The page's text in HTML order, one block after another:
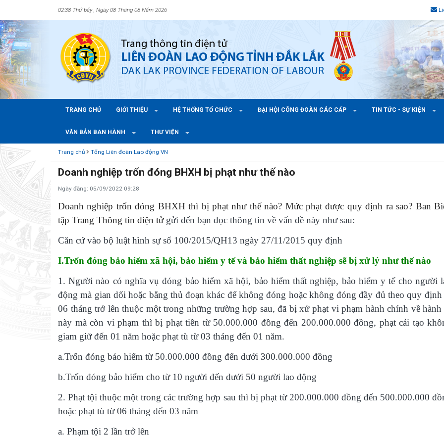
02:38 Thứ bảy , Ngày 08 Tháng 08 Năm 2026
TRANG CHỦ GIỚI THIỆU HỆ THỐNG TỔ CHỨC ĐẠI HỘI CÔNG ĐOÀN CÁC CẤP TIN TỨC - SỰ KIỆN
VĂN BẢN BAN HÀNH THƯ VIỆN
Trang chủ Tổng Liên đoàn Lao động VN
Doanh nghiệp trốn đóng BHXH bị phạt như thế nào
Ngày đăng: 05/09/2022 09:28
Doanh nghiệp trốn đóng BHXH thì bị phạt như thế nào? Mức phạt được quy định ra sao? Ban
tập Trang Thông tin điện tử gửi đến bạn đọc thông tin về vấn đề này như sau:
Căn cứ vào bộ luật hình sự số 100/2015/QH13 ngày 27/11/2015 quy định
I.Trốn đóng bảo hiểm xã hội, bảo hiểm y tế và bảo hiểm thất nghiệp sẽ bị xử lý như thế nào
1. Người nào có nghĩa vụ đóng bảo hiểm xã hội, bảo hiểm thất nghiệp, bảo hiểm y tế cho người
động mà gian dối hoặc bằng thủ đoạn khác để không đóng hoặc không đóng đầy đủ theo quy định
06 tháng trở lên thuộc một trong những trường hợp sau, đã bị xử phạt vi phạm hành chính về
này mà còn vi phạm thì bị phạt tiền từ 50.000.000 đồng đến 200.000.000 đồng, phạt cải tạo
giam giữ đến 01 năm hoặc phạt tù từ 03 tháng đến 01 năm.
a.Trốn đóng bảo hiểm từ 50.000.000 đồng đến dưới 300.000.000 đồng
b.Trốn đóng bảo hiểm cho từ 10 người đến dưới 50 người lao động
2. Phạt tội thuộc một trong các trường hợp sau thì bị phạt từ 200.000.000 đồng đến 500.000.000
hoặc phạt tù từ 06 tháng đến 03 năm
a. Phạm tội 2 lần trở lên